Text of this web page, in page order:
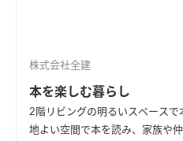
株式会社全建
本を楽しむ暮らし
2階リビングの明るいスペース
地よい空間で本を読み、家族や